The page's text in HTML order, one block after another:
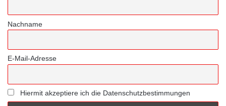
Nachname
E-Mail-Adresse
Hiermit akzeptiere ich die Datenschutzbestimmungen